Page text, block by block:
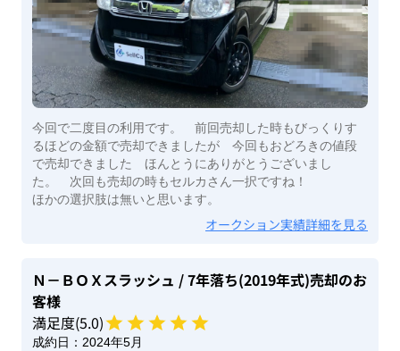
今回で二度目の利用です。 前回売却した時もびっくりす
るほどの金額で売却できましたが 今回もおどろきの値段
で売却できました ほんとうにありがとうございまし
た。 次回も売却の時もセルカさん一択ですね！
ほかの選択肢は無いと思います。
オークション実績詳細を見る
Ｎ－ＢＯＸスラッシュ / 7年落ち(2019年式)売却のお
客様
満足度(5.0)
成約日： 2024年5月